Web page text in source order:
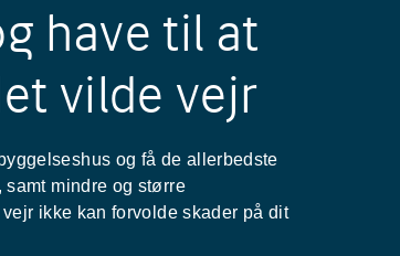
have til at
vilde vejr
og få de allerbedste
mindre og større
ikke kan forvolde skader på dit